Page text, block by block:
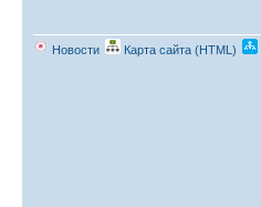
Новости Карта сайта (HTML)